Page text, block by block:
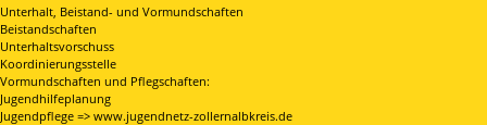
Unterhalt, Beistand- und Vormundschaften
Beistandschaften
Unterhaltsvorschuss
Koordinierungsstelle
Vormundschaften und Pflegschaften:
Jugendhilfeplanung
Jugendpflege => www.jugendnetz-zollernalbkreis.de